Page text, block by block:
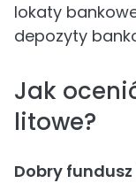
lokaty
depozyty
Jak
litowe?
Dobry